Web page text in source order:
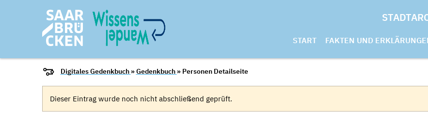
START FAKTEN UND
Digitales Gedenkbuch »Gedenkbuch » Personen Detailseite
Dieser Eintrag wurde noch nicht abschließend geprüft.